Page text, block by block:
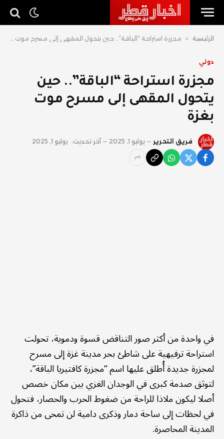
الرئيسية » مجزرة استراحة “الباقة”.. حين يتحول المقهى إلى مسرح موت بغزة
دولي
مجزرة استراحة “الباقة”.. حين
يتحول المقهى إلى مسرح موت
بغزة
فريق التحرير يوليو 1, 2025 آخر تحديث: يوليو 1, 2025
في واحدة من أكثر صور التناقض قسوة ودموية، تحولت
استراحة ترفيهية على شاطئ بحر مدينة غزة إلى مسرح
لمجزرة جديدة أُطلق عليها اسم “مجزرة كافتيريا الباقة”،
لتوثق صدمة كبرى في الوجدان الغزي بين مكان خصص
أصلا ليكون ملاذا للراحة من ضغوط الحرب والحصار، فتحول
في لحظات إلى ساحة دمار وذكرى دامية لن تمحى من ذاكرة
المدينة المحاصرة.